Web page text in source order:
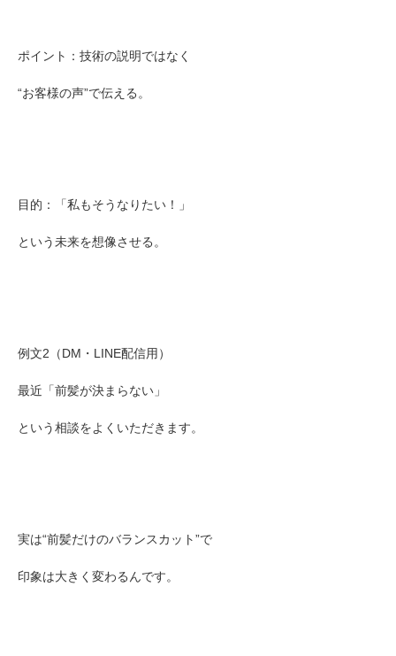
ポイント：技術の説明ではなく
“お客様の声”で伝える。
目的：「私もそうなりたい！」
という未来を想像させる。
例文2（DM・LINE配信用）
最近「前髪が決まらない」
という相談をよくいただきます。
実は“前髪だけのバランスカット”で
印象は大きく変わるんです。